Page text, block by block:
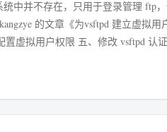
中并不存在，只用于登录管理 ftp
的文章《为vsftpd 建立虚拟用
虚拟用户权限 五、修改 vsftpd 认